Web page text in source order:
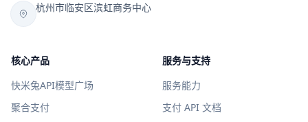
杭州市临安区滨虹商务中心
核心产品
快米兔API模型广场
聚合支付
服务与支持
服务能力
支付 API 文档